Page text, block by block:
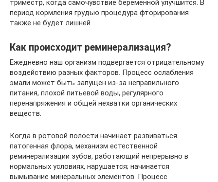
триместр, когда самочувствие беременной улучшится. В
период кормления грудью процедура фторирования
также не будет лишней.
Как происходит реминерализация?
Ежедневно наш организм подвергается отрицательному
воздействию разных факторов. Процесс ослабления
эмали может быть запущен из-за неправильного
питания, плохой питьевой воды, регулярного
перенапряжения и общей нехватки органических
веществ.
Когда в ротовой полости начинает развиваться
патогенная флора, механизм естественной
реминерализации зубов, работающий непрерывно в
нормальных условиях, нарушается; начинается
вымывание минеральных элементов. Процесс